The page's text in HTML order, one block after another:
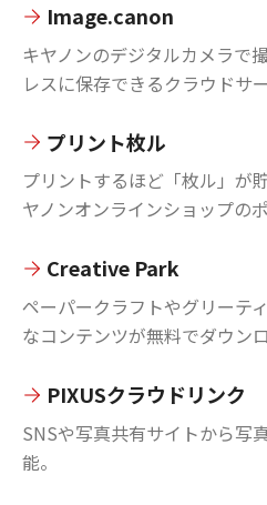
Image.canon
キヤノンのデジタルカメラで
レスに保存できるクラウドサ
プリント枚ル
プリントするほど「枚ル」が
ヤノンオンラインショップの
Creative Park
ペーパークラフトやグリーテ
なコンテンツが無料でダウン
PIXUSクラウドリンク
SNSや写真共有サイトから写
能。